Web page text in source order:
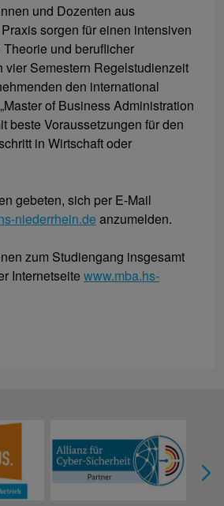
und Dozenten aus
sorgen für einen intensiven
und beruflicher
vier Semestern Regelstudienzeit
den international
of Business Administration
beste Voraussetzungen für den
in Wirtschaft oder
gebeten, sich per E-Mail
niederrhein.de anzumelden.
zum Studiengang insgesamt
Internetseite www.mba.hs-